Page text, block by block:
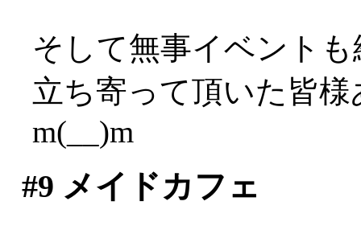
そして無事イベントも
立ち寄って頂いた皆
m(__)m
#9 メイドカフェ